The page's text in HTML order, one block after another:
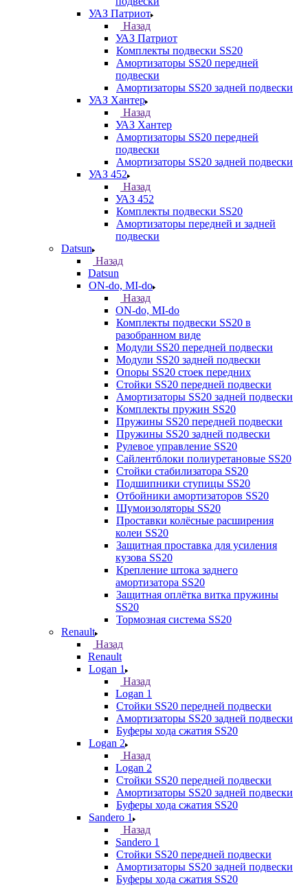
УАЗ Патриот
Назад
УАЗ Патриот
Комплекты подвески SS20
Амортизаторы SS20 передней
подвески
Амортизаторы SS20 задней подвески
УАЗ Хантер
Назад
УАЗ Хантер
Амортизаторы SS20 передней
подвески
Амортизаторы SS20 задней подвески
УАЗ 452
Назад
УАЗ 452
Комплекты подвески SS20
Амортизаторы передней и задней
подвески
Datsun
Назад
Datsun
ON-do, MI-do
Назад
ON-do, MI-do
Комплекты подвески SS20 в
разобранном виде
Модули SS20 передней подвески
Модули SS20 задней подвески
Опоры SS20 стоек передних
Стойки SS20 передней подвески
Амортизаторы SS20 задней подвески
Комплекты пружин SS20
Пружины SS20 передней подвески
Пружины SS20 задней подвески
Рулевое управление SS20
Сайлентблоки полиуретановые SS20
Стойки стабилизатора SS20
Подшипники ступицы SS20
Отбойники амортизаторов SS20
Шумоизоляторы SS20
Проставки колёсные расширения
колеи SS20
Защитная проставка для усиления
кузова SS20
Крепление штока заднего
амортизатора SS20
Защитная оплётка витка пружины
SS20
Тормозная система SS20
Renault
Назад
Renault
Logan 1
Назад
Logan 1
Стойки SS20 передней подвески
Амортизаторы SS20 задней подвески
Буферы хода сжатия SS20
Logan 2
Назад
Logan 2
Стойки SS20 передней подвески
Амортизаторы SS20 задней подвески
Буферы хода сжатия SS20
Sandero 1
Назад
Sandero 1
Стойки SS20 передней подвески
Амортизаторы SS20 задней подвески
Буферы хода сжатия SS20